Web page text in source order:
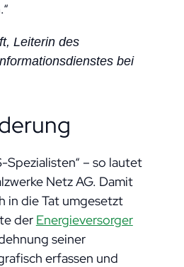
Leiterin des
bei
Spezialisten“ – so lautet
Netz AG. Damit
in die Tat umgesetzt
der Energieversorger
seiner
erfassen und